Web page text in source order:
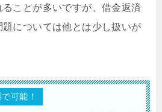
ことが多いですが、借金返済
については他とは少し扱いが
可能！